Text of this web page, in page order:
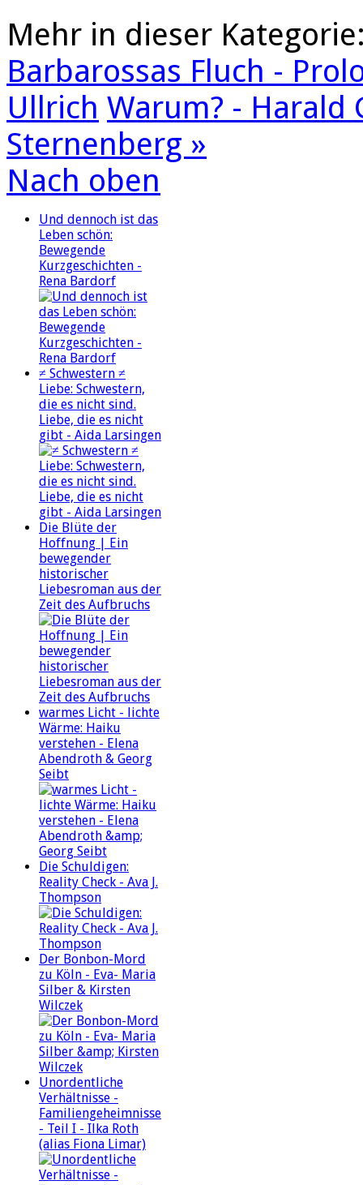
Mehr in dieser
Barbarossas Fluch -
Ullrich Warum? - Harald
Sternenberg »
Nach oben
Und dennoch ist das
Leben schön:
Bewegende
Kurzgeschichten -
Rena Bardorf
≠ Schwestern ≠
Liebe: Schwestern,
die es nicht sind.
Liebe, die es nicht
gibt - Aida Larsingen
Die Blüte der
Hoffnung | Ein
bewegender
historischer
Liebesroman aus der
Zeit des Aufbruchs
warmes Licht - lichte
Wärme: Haiku
verstehen - Elena
Abendroth & Georg
Seibt
Die Schuldigen:
Reality Check - Ava J.
Thompson
Der Bonbon-Mord
zu Köln - Eva- Maria
Silber & Kirsten
Wilczek
Unordentliche
Verhältnisse -
Familiengeheimnisse
- Teil I - Ilka Roth
(alias Fiona Limar)